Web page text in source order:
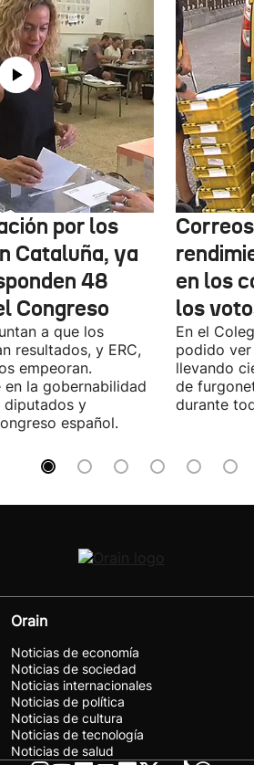
por los
Cataluña, ya
48
Congreso
a que los
resultados, y ERC,
empeoran.
en la gobernabilidad
diputados y
español.
en los
los
En el
podido
llevando
de
durante
Orain
Noticias de economía
Noticias de sociedad
Noticias internacionales
Noticias de política
Noticias de cultura
Noticias de tecnología
Noticias de salud